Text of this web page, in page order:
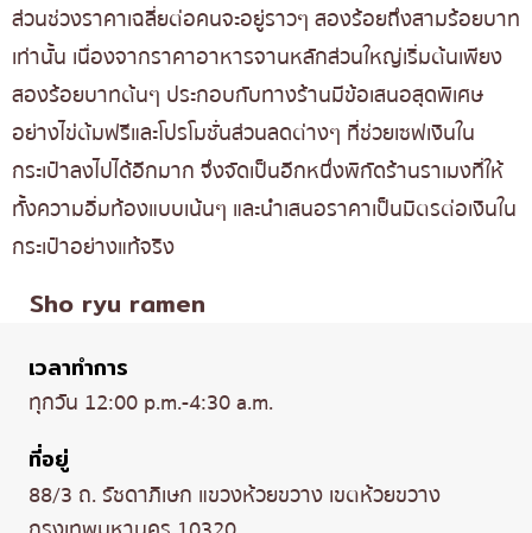
ส่วนช่วงราคาเฉลี่ยต่อคนจะอยู่ราวๆ สองร้อยถึงสามร้อยบาท
เท่านั้น เนื่องจากราคาอาหารจานหลักส่วนใหญ่เริ่มต้นเพียง
สองร้อยบาทต้นๆ ประกอบกับทางร้านมีข้อเสนอสุดพิเศษ
อย่างไข่ต้มฟรีและโปรโมชั่นส่วนลดต่างๆ ที่ช่วยเซฟเงินใน
กระเป๋าลงไปได้อีกมาก จึงจัดเป็นอีกหนึ่งพิกัดร้านราเมงที่ให้
ทั้งความอิ่มท้องแบบเน้นๆ และนำเสนอราคาเป็นมิตรต่อเงินใน
กระเป๋าอย่างแท้จริง
Sho ryu ramen
เวลาทำการ
ทุกวัน 12:00 p.m.-4:30 a.m.
ที่อยู่
88/3 ถ. รัชดาภิเษก แขวงห้วยขวาง เขตห้วยขวาง